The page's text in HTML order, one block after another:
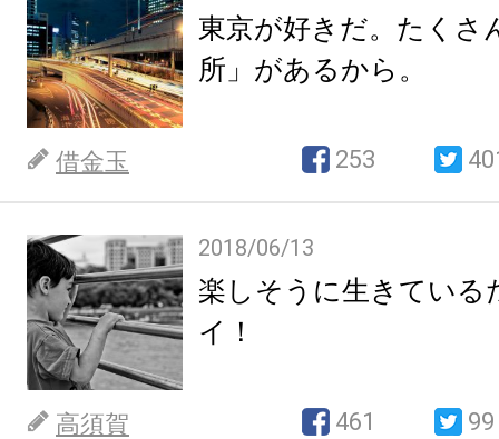
東京が好きだ。たくさ
所」があるから。
借金玉 253
2018/06/13
楽しそうに生きている
イ！
高須賀 461 99